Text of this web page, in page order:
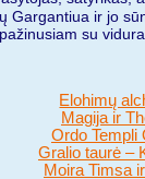
Gargantiua ir jo
su
Elohimų
Magija ir
Ordo Templi
Gralio taurė –
Moira Timsa